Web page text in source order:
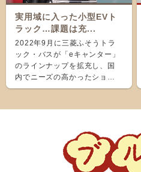
実用域に入った小型EVト
ラック…課題は充...
2022年9月に三菱ふそうトラ
ック・バスが「eキャンター」
のラインナップを拡充し、国
内でニーズの高かったショー
ト＆ナローボディ（G...